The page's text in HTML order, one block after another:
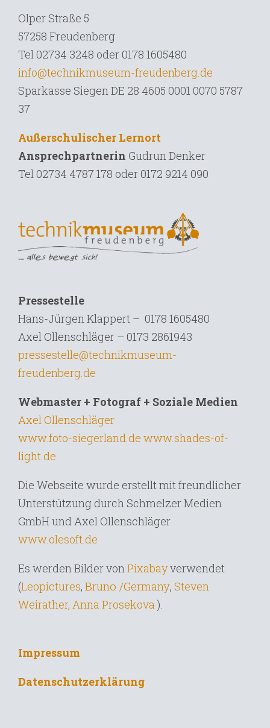
Olper Straße 5
57258 Freudenberg
Tel 02734 3248 oder 0178 1605480
info@technikmuseum-freudenberg.de
Sparkasse Siegen DE 28 4605 0001 0070 5787
37
Außerschulischer Lernort
Ansprechpartnerin Gudrun Denker
Tel 02734 4787 178 oder 0172 9214 090
Pressestelle
Hans-Jürgen Klappert – 0178 1605480
Axel Ollenschläger – 0173 2861943
pressestelle@technikmuseum-
freudenberg.de
Webmaster + Fotograf + Soziale Medien
Axel Ollenschläger
www.foto-siegerland.de www.shades-of-
light.de
Die Webseite wurde erstellt mit freundlicher
Unterstützung durch Schmelzer Medien
GmbH und Axel Ollenschläger
www.olesoft.de
Es werden Bilder vonPixabayverwendet
(Leopictures, Bruno /Germany, Steven
Weirather, Anna Prosekova).
Impressum
Datenschutzerklärung